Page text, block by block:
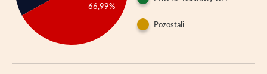
66,99%
Pozostali